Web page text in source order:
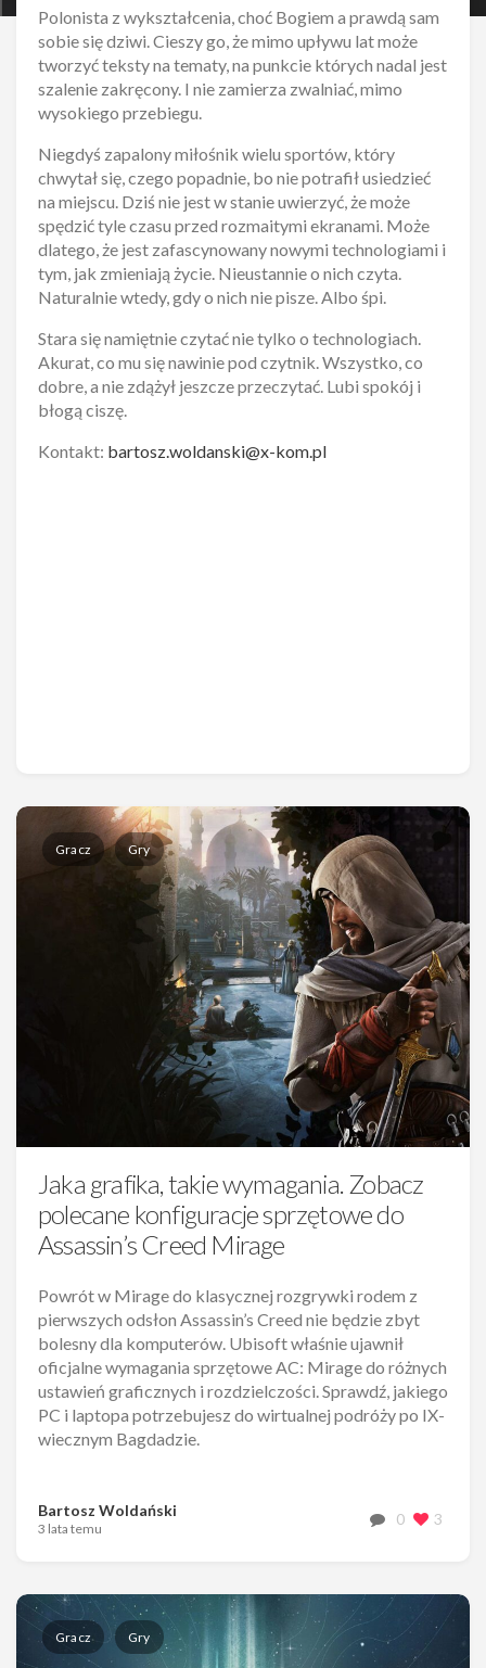
Polonista z wykształcenia, choć Bogiem a prawdą sam
sobie się dziwi. Cieszy go, że mimo upływu lat może
tworzyć teksty na tematy, na punkcie których nadal jest
szalenie zakręcony. I nie zamierza zwalniać, mimo
wysokiego przebiegu.
Niegdyś zapalony miłośnik wielu sportów, który
chwytał się, czego popadnie, bo nie potrafił usiedzieć
na miejscu. Dziś nie jest w stanie uwierzyć, że może
spędzić tyle czasu przed rozmaitymi ekranami. Może
dlatego, że jest zafascynowany nowymi technologiami i
tym, jak zmieniają życie. Nieustannie o nich czyta.
Naturalnie wtedy, gdy o nich nie pisze. Albo śpi.
Stara się namiętnie czytać nie tylko o technologiach.
Akurat, co mu się nawinie pod czytnik. Wszystko, co
dobre, a nie zdążył jeszcze przeczytać. Lubi spokój i
błogą ciszę.
Kontakt: bartosz.woldanski@x-kom.pl
Gracz Gry
Jaka grafika, takie wymagania. Zobacz
polecane konfiguracje sprzętowe do
Assassin’s Creed Mirage
Powrót w Mirage do klasycznej rozgrywki rodem z
pierwszych odsłon Assassin’s Creed nie będzie zbyt
bolesny dla komputerów. Ubisoft właśnie ujawnił
oficjalne wymagania sprzętowe AC: Mirage do różnych
ustawień graficznych i rozdzielczości. Sprawdź, jakiego
PC i laptopa potrzebujesz do wirtualnej podróży po IX-
wiecznym Bagdadzie.
Bartosz Woldański
3 lata temu
0 3
Gracz Gry